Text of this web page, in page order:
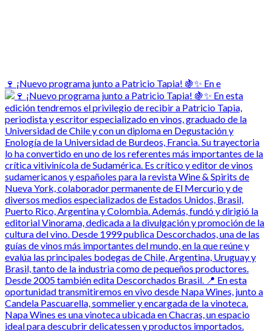
🍷 ¡Nuevo programa junto a Patricio Tapia! 🍇✨ En e